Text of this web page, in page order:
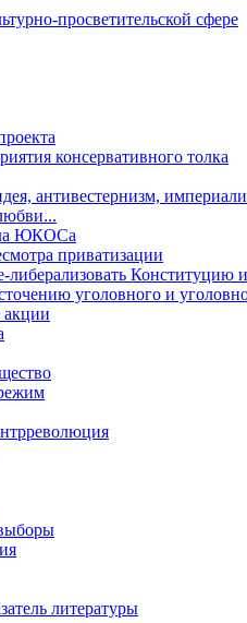
просветительской сфере
консервативного толка
антивестернизм,
ЮКОСа
приватизации
либерализовать Конституцию
уголовного и
литературы